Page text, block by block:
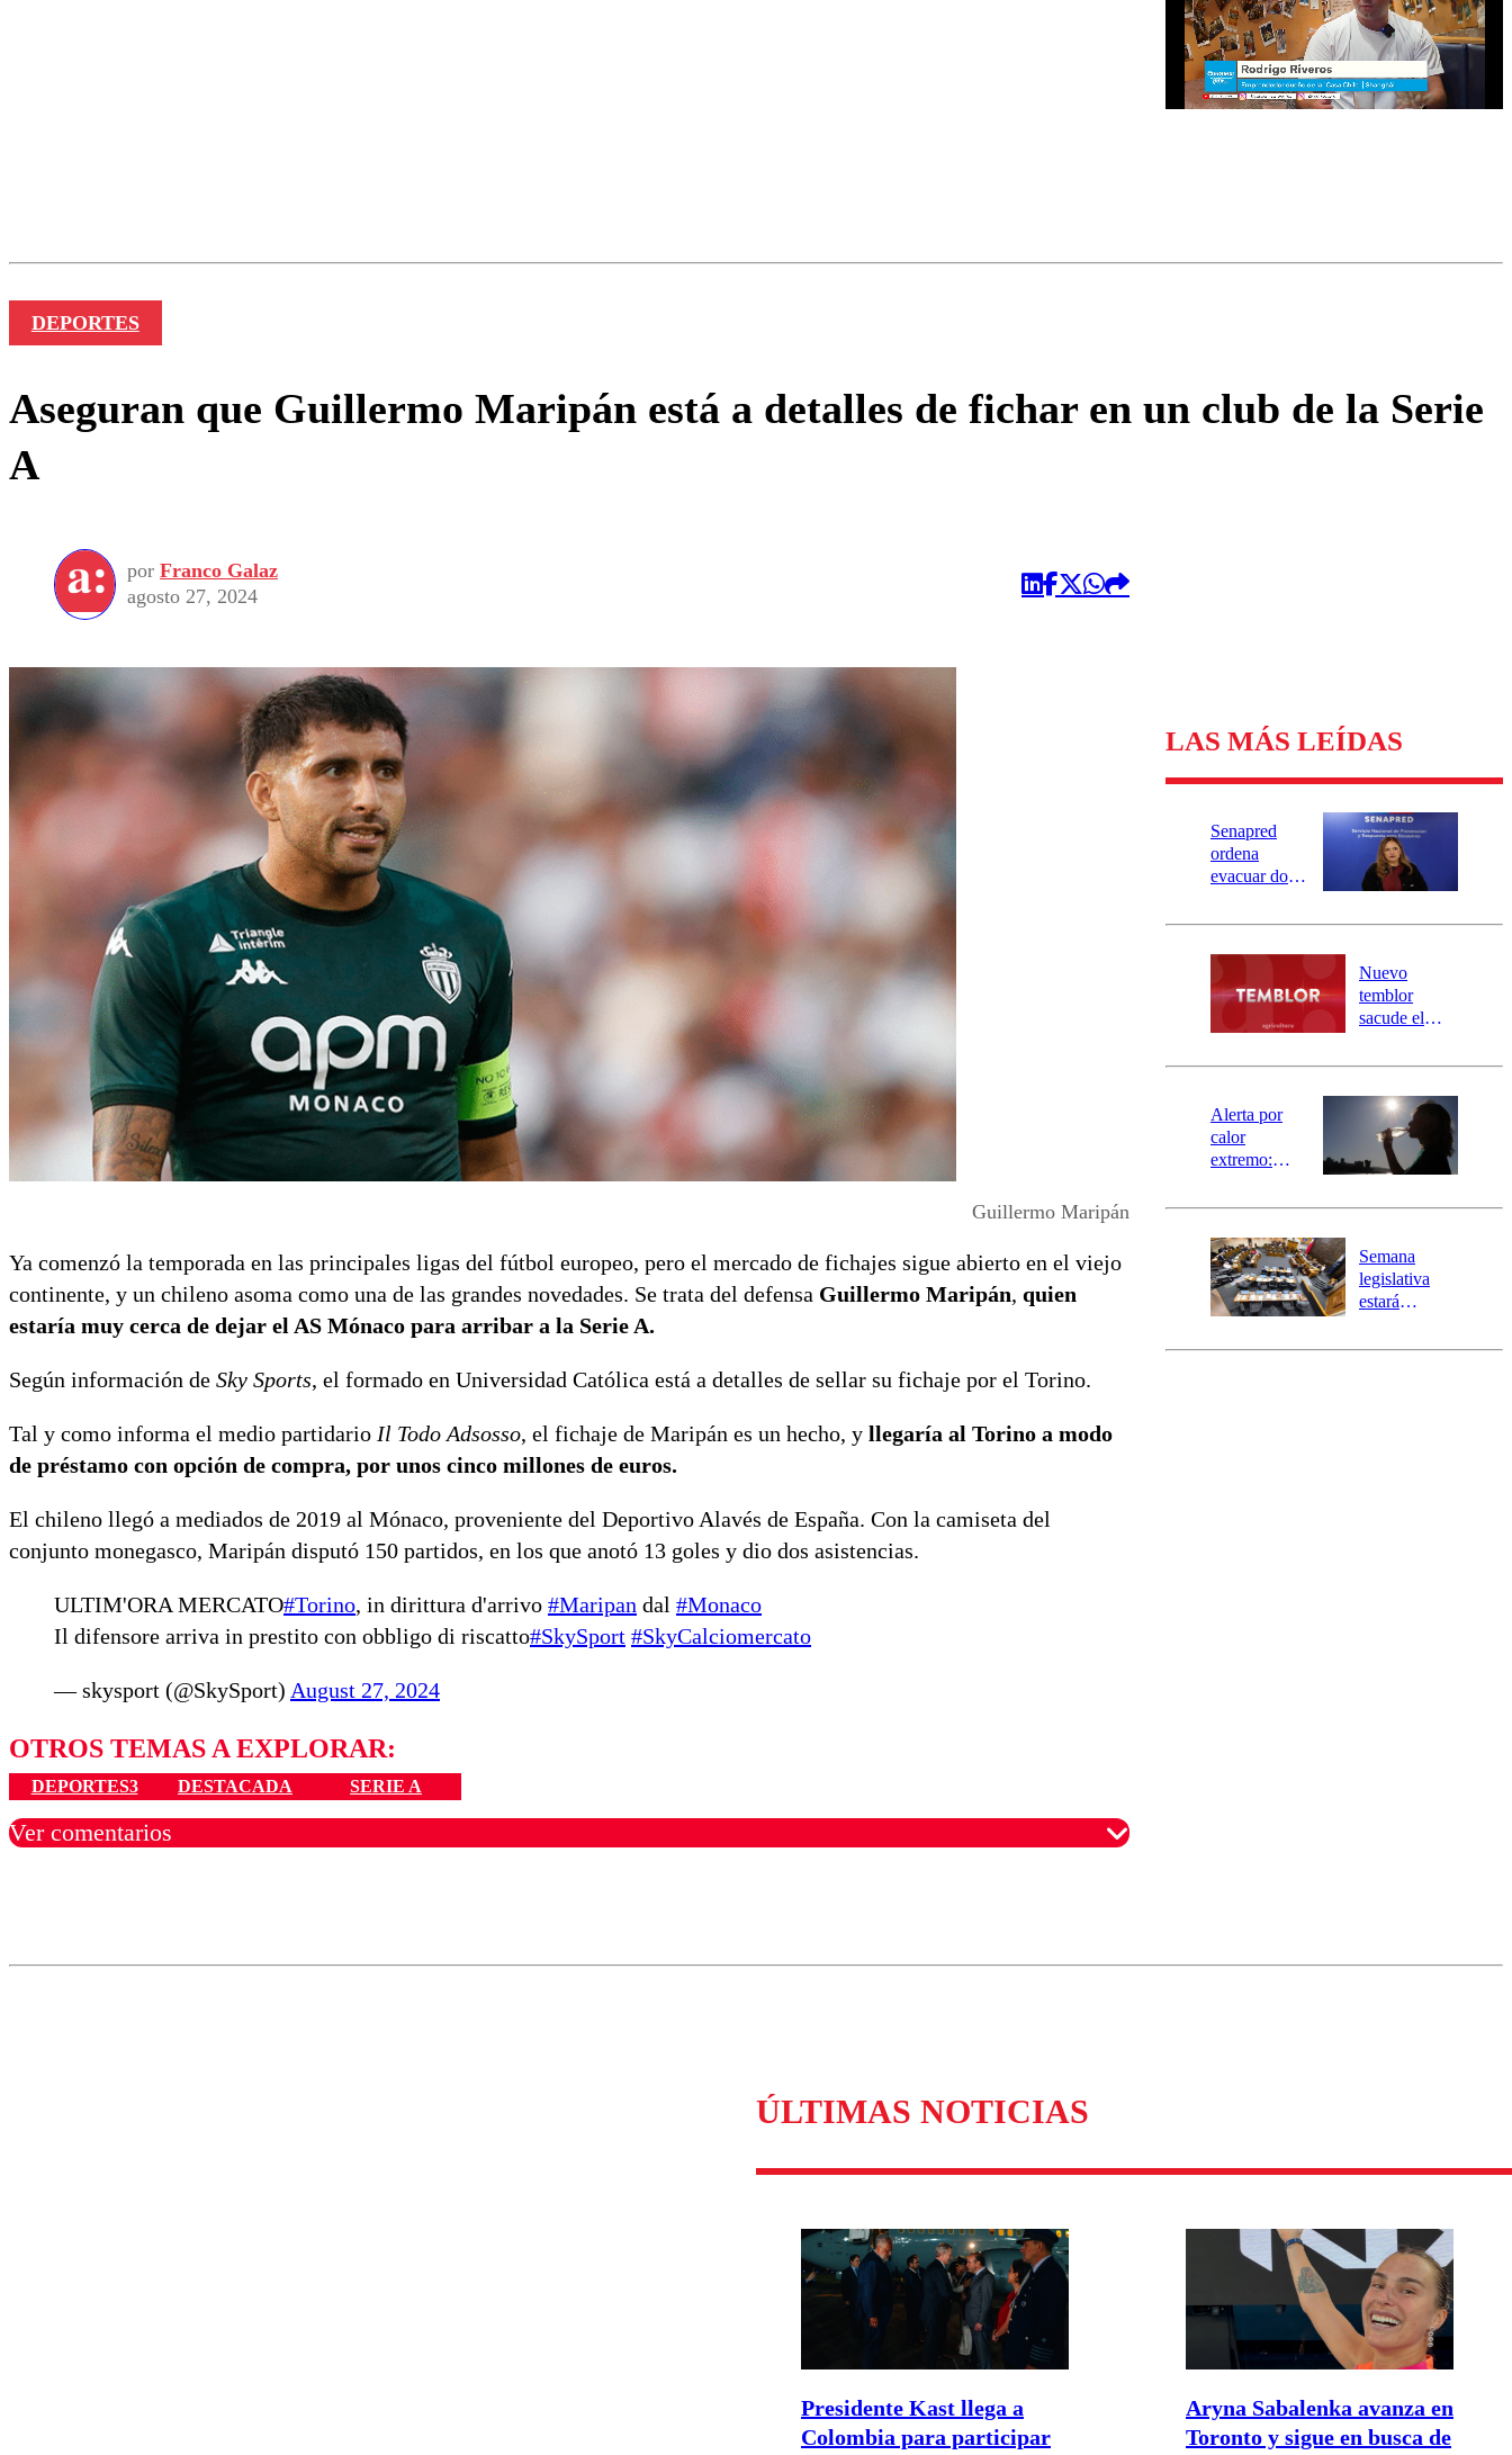
DEPORTES
Aseguran que Guillermo Maripán está a detalles de fichar en un club de la Serie
A
por Franco Galaz
agosto 27, 2024
Guillermo Maripán
Ya comenzó la temporada en las principales ligas del fútbol europeo, pero el mercado de fichajes sigue abierto en el viejo
continente, y un chileno asoma como una de las grandes novedades. Se trata del defensa Guillermo Maripán, quien
estaría muy cerca de dejar el AS Mónaco para arribar a la Serie A.
Según información de Sky Sports, el formado en Universidad Católica está a detalles de sellar su fichaje por el Torino.
Tal y como informa el medio partidario Il Todo Adsosso, el fichaje de Maripán es un hecho, y llegaría al Torino a modo
de préstamo con opción de compra, por unos cinco millones de euros.
El chileno llegó a mediados de 2019 al Mónaco, proveniente del Deportivo Alavés de España. Con la camiseta del
conjunto monegasco, Maripán disputó 150 partidos, en los que anotó 13 goles y dio dos asistencias.
ULTIM'ORA MERCATO#Torino, in dirittura d'arrivo #Maripan dal #Monaco
Il difensore arriva in prestito con obbligo di riscatto#SkySport #SkyCalciomercato
— skysport (@SkySport) August 27, 2024
OTROS TEMAS A EXPLORAR:
DEPORTES3 DESTACADA SERIE A
Ver comentarios
LAS MÁS LEÍDAS
Senapred
ordena
evacuar dos
Carahue por
río Damas:
activa
mensajería
SAE
Nuevo
temblor
sacude el
revisa la
epicentro
Alerta por
calor
extremo:
activa Alerta
Preventiva en
tres comunas
Semana
legislativa
estará
el fin de la
ÚLTIMAS NOTICIAS
Presidente Kast llega a
Colombia para participar
Aryna Sabalenka avanza en
Toronto y sigue en busca de